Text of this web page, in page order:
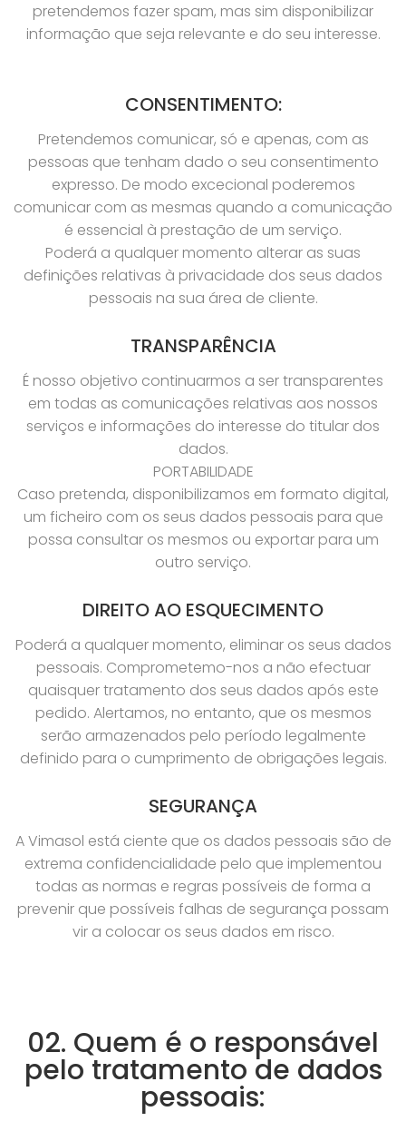
pretendemos fazer spam, mas sim disponibilizar
informação que seja relevante e do seu interesse.
CONSENTIMENTO:
Pretendemos comunicar, só e apenas, com as
pessoas que tenham dado o seu consentimento
expresso. De modo excecional poderemos
comunicar com as mesmas quando a comunicação
é essencial à prestação de um serviço.
Poderá a qualquer momento alterar as suas
definições relativas à privacidade dos seus dados
pessoais na sua área de cliente.
TRANSPARÊNCIA
É nosso objetivo continuarmos a ser transparentes
em todas as comunicações relativas aos nossos
serviços e informações do interesse do titular dos
dados.
PORTABILIDADE
Caso pretenda, disponibilizamos em formato digital,
um ficheiro com os seus dados pessoais para que
possa consultar os mesmos ou exportar para um
outro serviço.
DIREITO AO ESQUECIMENTO
Poderá a qualquer momento, eliminar os seus dados
pessoais. Comprometemo-nos a não efectuar
quaisquer tratamento dos seus dados após este
pedido. Alertamos, no entanto, que os mesmos
serão armazenados pelo período legalmente
definido para o cumprimento de obrigações legais.
SEGURANÇA
A Vimasol está ciente que os dados pessoais são de
extrema confidencialidade pelo que implementou
todas as normas e regras possíveis de forma a
prevenir que possíveis falhas de segurança possam
vir a colocar os seus dados em risco.
02. Quem é o responsável
pelo tratamento de dados
pessoais: